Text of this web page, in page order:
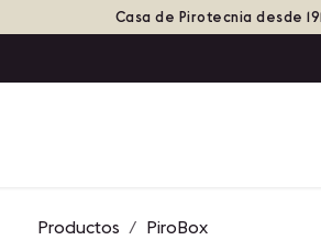
Casa de Pirotecnia desde
Productos PiroBox